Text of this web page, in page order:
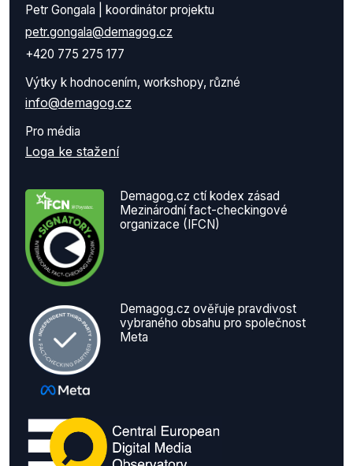
Petr Gongala | koordinátor projektu
petr.gongala@demagog.cz
+420 775 275 177
Výtky k hodnocením, workshopy, různé
info@demagog.cz
Pro média
Loga ke stažení
Demagog.cz ctí kodex zásad
Mezinárodní fact-checkingové
organizace (IFCN)
Demagog.cz ověřuje pravdivost
vybraného obsahu pro společnost
Meta